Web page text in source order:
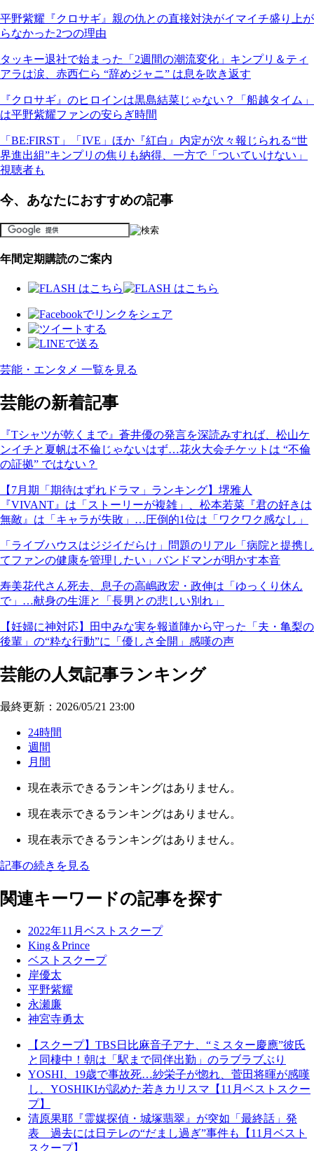
平野紫耀『クロサギ』親の仇との直接対決がイマイチ盛り上が
らなかった2つの理由
タッキー退社で始まった「2週間の潮流変化」キンプリ＆ティ
アラは涙、赤西仁ら “辞めジャニ” は息を吹き返す
『クロサギ』のヒロインは黒島結菜じゃない？「船越タイム」
は平野紫耀ファンの安らぎ時間
「BE:FIRST」「IVE」ほか『紅白』内定が次々報じられる“世
界進出組”キンプリの焦りも納得、一方で「ついていけない」
視聴者も
今、あなたにおすすめの記事
年間定期購読のご案内
芸能・エンタメ 一覧を見る
芸能の新着記事
『Tシャツが乾くまで』蒼井優の発言を深読みすれば、松山ケ
ンイチと夏帆は不倫じゃないはず…花火大会チケットは “不倫
の証拠” ではない？
【7月期「期待はずれドラマ」ランキング】堺雅人
『VIVANT』は「ストーリーが複雑」、松本若菜『君の好きは
無敵』は「キャラが失敗」…圧倒的1位は「ワクワク感なし」
「ライブハウスはジジイだらけ」問題のリアル「病院と提携し
てファンの健康を管理したい」バンドマンが明かす本音
寿美花代さん死去、息子の高嶋政宏・政伸は「ゆっくり休ん
で」…献身の生涯と「長男との悲しい別れ」
【妊婦に神対応】田中みな実を報道陣から守った「夫・亀梨の
後輩」の“粋な行動”に「優しさ全開」感嘆の声
芸能の人気記事ランキング
最終更新：2026/05/21 23:00
24時間
週間
月間
現在表示できるランキングはありません。
現在表示できるランキングはありません。
現在表示できるランキングはありません。
記事の続きを見る
関連キーワードの記事を探す
2022年11月ベストスクープ
King＆Prince
ベストスクープ
岸優太
平野紫耀
永瀬廉
神宮寺勇太
【スクープ】TBS日比麻音子アナ、“ミスター慶應”彼氏
と同棲中！朝は「駅まで同伴出勤」のラブラブぶり
YOSHI、19歳で事故死…紗栄子が惚れ、菅田将暉が感嘆
し、YOSHIKIが認めた若きカリスマ【11月ベストスクー
プ】
清原果耶『霊媒探偵・城塚翡翠』が突如「最終話」発
表 過去には日テレの“だまし過ぎ”事件も【11月ベスト
スクープ】